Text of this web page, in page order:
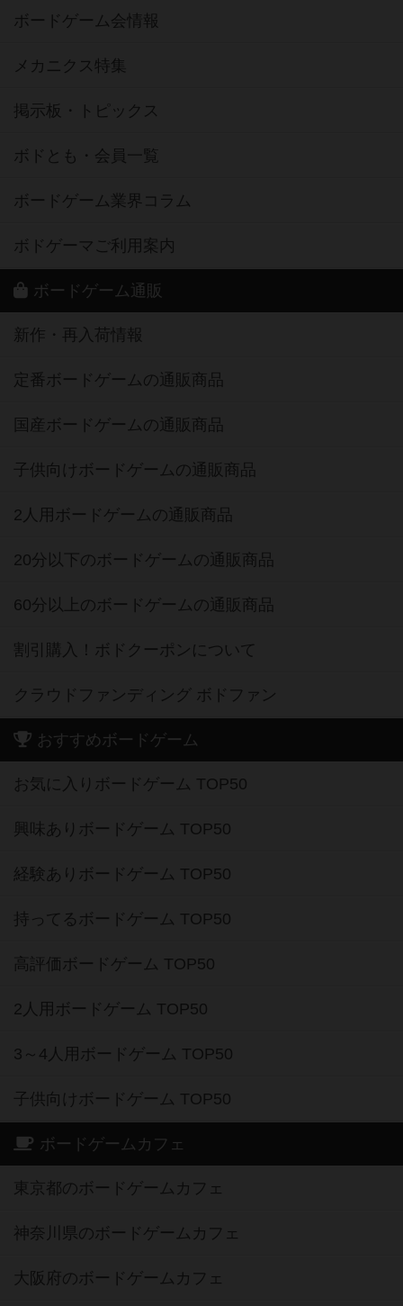
ボードゲーム会情報
メカニクス特集
掲示板・トピックス
ボドとも・会員一覧
ボードゲーム業界コラム
ボドゲーマご利用案内
ボードゲーム通販
新作・再入荷情報
定番ボードゲームの通販商品
国産ボードゲームの通販商品
子供向けボードゲームの通販商品
2人用ボードゲームの通販商品
20分以下のボードゲームの通販商品
60分以上のボードゲームの通販商品
割引購入！ボドクーポンについて
クラウドファンディング ボドファン
おすすめボードゲーム
お気に入りボードゲーム TOP50
興味ありボードゲーム TOP50
経験ありボードゲーム TOP50
持ってるボードゲーム TOP50
高評価ボードゲーム TOP50
2人用ボードゲーム TOP50
3～4人用ボードゲーム TOP50
子供向けボードゲーム TOP50
ボードゲームカフェ
東京都のボードゲームカフェ
神奈川県のボードゲームカフェ
大阪府のボードゲームカフェ